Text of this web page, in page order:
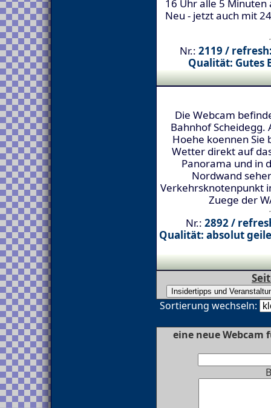
16 Uhr alle 5
Neu - jetzt auch mit
Nr.: 2119 /
Qualität: Gutes
Die Webcam
Bahnhof Scheidegg.
Hoehe koennen Sie
Wetter direkt auf
Panorama und in
Nordwand
Verkehrsknotenpunkt
Zuege der
Nr.: 2892 /
Qualität: absolut
Sortierung wechseln:
eine neue Webcam